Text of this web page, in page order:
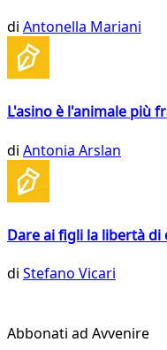
di Antonella Mariani
L'asino è l'animale più
di Antonia Arslan
Dare ai figli la libertà di
di Stefano Vicari
Abbonati ad Avvenire